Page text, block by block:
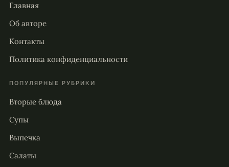
Главная
Об авторе
Контакты
Политика конфиденциальности
ПОПУЛЯРНЫЕ РУБРИКИ
Вторые блюда
Супы
Выпечка
Салаты